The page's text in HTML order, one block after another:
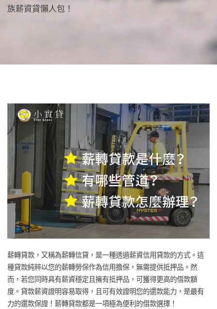
族薪資貸懶人包！
薪轉貸款，又稱為薪轉信貸，是一種透過薪資信用貸款的方式。這
種貸款純粹以您的薪轉勞保作為信用擔保，無需提供抵押品。然
而，若您同時具有薪資穩定且擁有抵押品，可獲得更高的借款額
度。貸款薪資證明容易取得，且可有效證明您的還款能力，是最有
力的還款保證！薪轉貸款都是一項極為便利的借款選擇！